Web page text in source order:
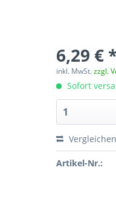
6,29 €
inkl. MwSt.zzgl.
Sofort
Vergleichen
Artikel-Nr.: